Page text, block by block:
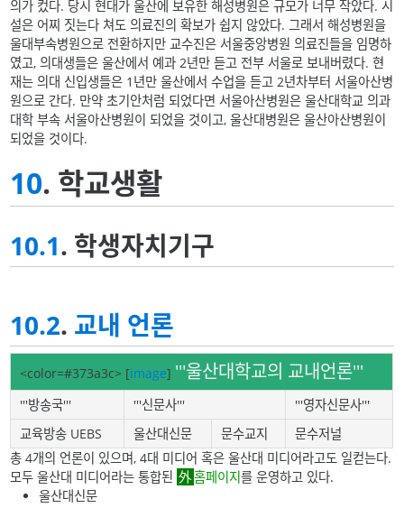
의가 컸다. 당시 현대가 울산에 보유한 해성병원은 규모가 너무 작았다. 시
설은 어찌 짓는다 쳐도 의료진의 확보가 쉽지 않았다. 그래서 해성병원을
울대부속병원으로 전환하지만 교수진은 서울중앙병원 의료진들을 임명하
였고, 의대생들은 울산에서 예과 2년만 듣고 전부 서울로 보내버렸다. 현
재는 의대 신입생들은 1년만 울산에서 수업을 듣고 2년차부터 서울아산병
원으로 간다. 만약 초기안처럼 되었다면 서울아산병원은 울산대학교 의과
대학 부속 서울아산병원이 되었을 것이고, 울산대병원은 울산아산병원이
되었을 것이다.
10. 학교생활
10.1. 학생자치기구
10.2. 교내 언론
<color=#373a3c> [image] '''울산대학교의 교내언론'''
'''방송국''' '''신문사'''
'''영자신문사'''
교육방송 UEBS
울산대신문 문수교지
문수저널
총 4개의 언론이 있으며, 4대 미디어 혹은 울산대 미디어라고도 일컫는다.
모두 울산대 미디어라는 통합된
홈페이지 를 운영하고 있다.
울산대신문